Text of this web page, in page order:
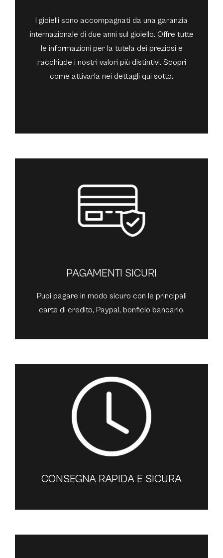
I gioielli sono accompagnati da una garanzia
internazionale di due anni sul gioiello. Offre tutte
le informazioni per la tutela dei preziosi e
racchiude i nostri valori più distintivi. Scopri
come attivarla nei dettagli qui sotto.
PAGAMENTI SICURI
Puoi pagare in modo sicuro con le principali
carte di credito, Paypal, bonficio bancario.
CONSEGNA RAPIDA E SICURA